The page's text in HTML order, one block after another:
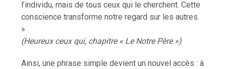
l’individu, mais de tous ceux qui le cherchent. Cette
conscience transforme notre regard sur les autres.
»
(Heureux ceux qui, chapitre « Le Notre Père »)
Ainsi, une phrase simple devient un nouvel accès : à